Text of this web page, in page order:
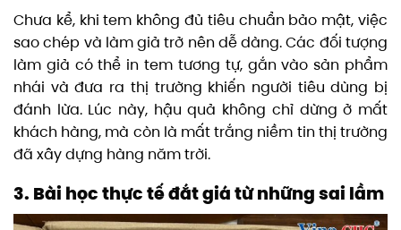
Chưa kể, khi tem không đủ tiêu chuẩn bảo mật, việc
sao chép và làm giả trở nên dễ dàng. Các đối tượng
làm giả có thể in tem tương tự, gắn vào sản phẩm
nhái và đưa ra thị trường khiến người tiêu dùng bị
đánh lừa. Lúc này, hậu quả không chỉ dừng ở mất
khách hàng, mà còn là mất trắng niềm tin thị trường
đã xây dựng hàng năm trời.
3. Bài học thực tế đắt giá từ những sai lầm